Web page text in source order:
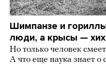
Шимпанзе и
люди, а крысы —
Но только человек
А что еще наука знает о